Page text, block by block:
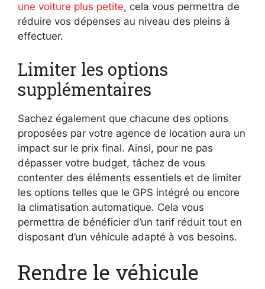
une voiture plus petite, cela vous permettra de
réduire vos dépenses au niveau des pleins à
effectuer.
Limiter les options
supplémentaires
Sachez également que chacune des options
proposées par votre agence de location aura un
impact sur le prix final. Ainsi, pour ne pas
dépasser votre budget, tâchez de vous
contenter des éléments essentiels et de limiter
les options telles que le GPS intégré ou encore
la climatisation automatique. Cela vous
permettra de bénéficier d’un tarif réduit tout en
disposant d’un véhicule adapté à vos besoins.
Rendre le véhicule